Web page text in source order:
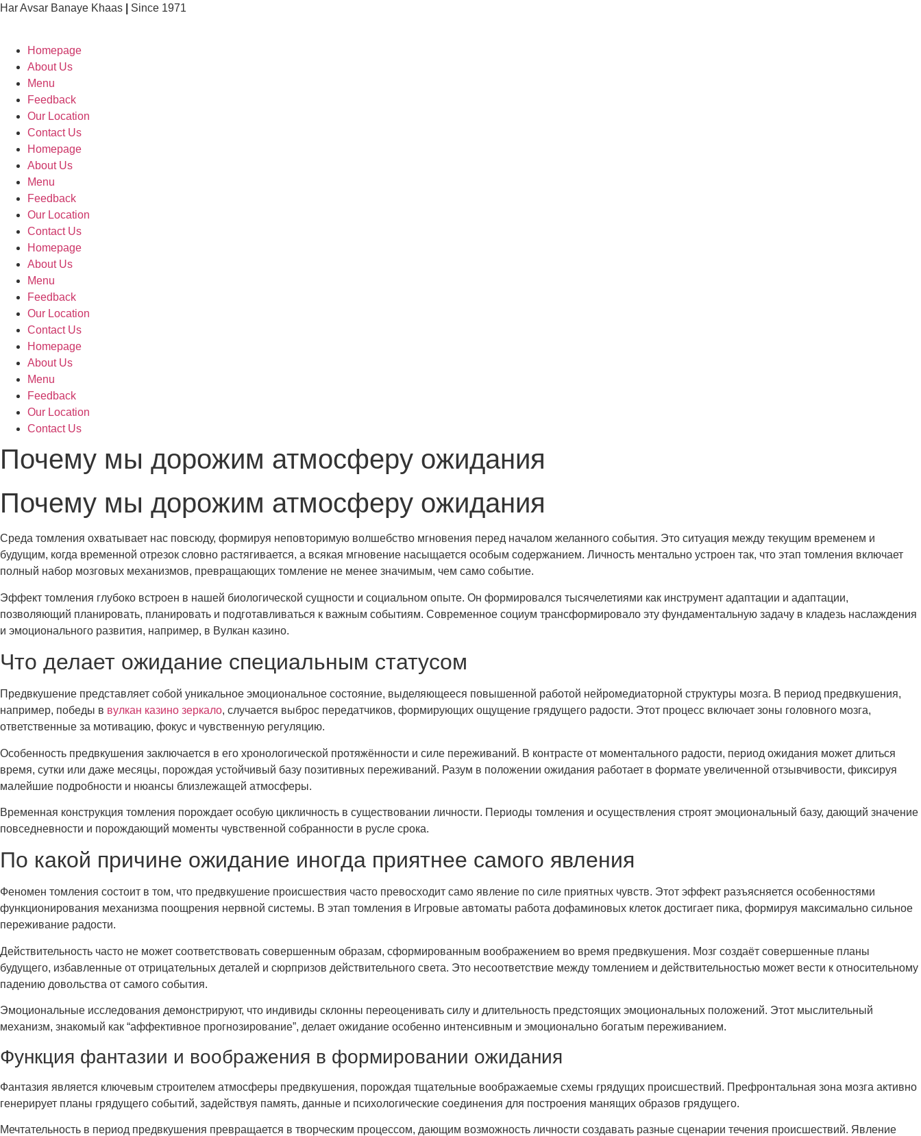
Skip
Har Avsar Banaye Khaas Since 1971
Homepage
About Us
Menu
Feedback
Our Location
Contact Us
Homepage
About Us
Menu
Feedback
Our Location
Contact Us
Homepage
About Us
Menu
Feedback
Our Location
Contact Us
Homepage
About Us
Menu
Feedback
Our Location
Contact Us
Почему мы дорожим атмосферу ожидания
Почему мы дорожим атмосферу ожидания
Среда томления охватывает нас повсюду, формируя неповторимую волшебство мгновения перед началом желанного события. Это ситуация между текущим временем и
будущим, когда временной отрезок словно растягивается, а всякая мгновение насыщается особым содержанием. Личность ментально устроен так, что этап томления включает
полный набор мозговых механизмов, превращающих томление не менее значимым, чем само событие.
Эффект томления глубоко встроен в нашей биологической сущности и социальном опыте. Он формировался тысячелетиями как инструмент адаптации и адаптации,
позволяющий планировать, планировать и подготавливаться к важным событиям. Современное социум трансформировало эту фундаментальную задачу в кладезь наслаждения
и эмоционального развития, например, в Вулкан казино.
Что делает ожидание специальным статусом
Предвкушение представляет собой уникальное эмоциональное состояние, выделяющееся повышенной работой нейромедиаторной структуры мозга. В период предвкушения,
например, победы в вулкан казино зеркало, случается выброс передатчиков, формирующих ощущение грядущего радости. Этот процесс включает зоны головного мозга,
ответственные за мотивацию, фокус и чувственную регуляцию.
Особенность предвкушения заключается в его хронологической протяжённости и силе переживаний. В контрасте от моментального радости, период ожидания может длиться
время, сутки или даже месяцы, порождая устойчивый базу позитивных переживаний. Разум в положении ожидания работает в формате увеличенной отзывчивости, фиксируя
малейшие подробности и нюансы близлежащей атмосферы.
Временная конструкция томления порождает особую цикличность в существовании личности. Периоды томления и осуществления строят эмоциональный базу, дающий значение
повседневности и порождающий моменты чувственной собранности в русле срока.
По какой причине ожидание иногда приятнее самого явления
Феномен томления состоит в том, что предвкушение происшествия часто превосходит само явление по силе приятных чувств. Этот эффект разъясняется особенностями
функционирования механизма поощрения нервной системы. В этап томления в Игровые автоматы работа дофаминовых клеток достигает пика, формируя максимально сильное
переживание радости.
Действительность часто не может соответствовать совершенным образам, сформированным воображением во время предвкушения. Мозг создаёт совершенные планы
будущего, избавленные от отрицательных деталей и сюрпризов действительного света. Это несоответствие между томлением и действительностью может вести к относительному
падению довольства от самого события.
Эмоциональные исследования демонстрируют, что индивиды склонны переоценивать силу и длительность предстоящих эмоциональных положений. Этот мыслительный
механизм, знакомый как “аффективное прогнозирование”, делает ожидание особенно интенсивным и эмоционально богатым переживанием.
Функция фантазии и воображения в формировании ожидания
Фантазия является ключевым строителем атмосферы предвкушения, порождая тщательные воображаемые схемы грядущих происшествий. Префронтальная зона мозга активно
генерирует планы грядущего событий, задействуя память, данные и психологические соединения для построения манящих образов грядущего.
Мечтательность в период предвкушения превращается в творческим процессом, дающим возможность личности создавать разные сценарии течения происшествий. Явление